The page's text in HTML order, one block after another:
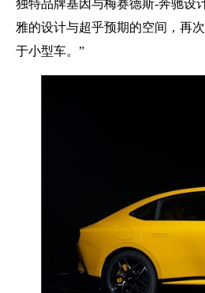
独特品牌基因与梅赛德斯-奔驰设
雅的设计与超乎预期的空间，再
于小型车。”